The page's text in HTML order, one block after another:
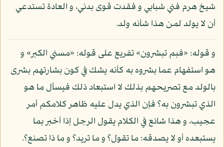
شيخ هرم فني شبابي و فقدت قوى بدني، و العادة تستدعي
أن لا يولد لمن هذا شأنه ولد.
و قوله: «فبم تبشرون» تفريع على قوله: «مسني الكبر» و
هو استفهام عما بشروه به كأنه يشك في كون بشارتهم بشرى
بالولد مع تصريحهم بذلك لا استبعاد ذلك فيسأل ما هو
الذي تبشرون به؟ فإن الذي يدل عليه ظاهر كلامكم أمر
عجيب، و هذا شائع في الكلام يقول الرجل إذا أخبر بما
يستبعده أو لا يصدقه: ما تقول؟ و ما تريد؟ و ما ذا تصنع؟.